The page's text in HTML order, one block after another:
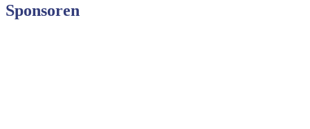
Sponsoren